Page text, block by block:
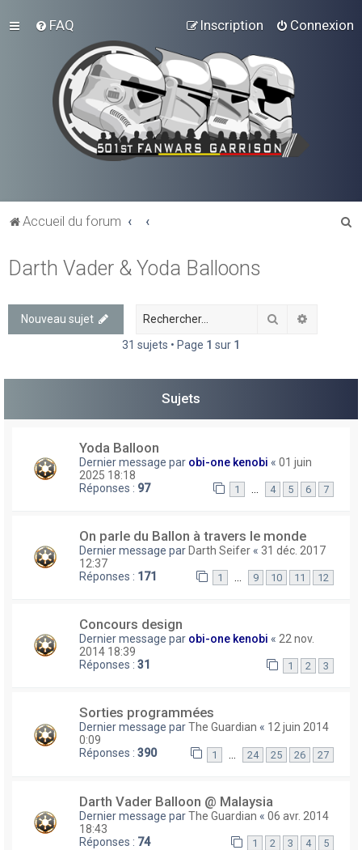
FAQ Connexion
Inscription
Accueil du forum
h
r
Darth Vader & Yoda Balloons
Nouveau sujet Rechercher
31 sujets • Page 1 sur 1
Sujets
Yoda Balloon
Dernier message par obi-one kenobi « 01 juin
2025 18:18
Réponses : 97 1 4 5 6 7
On parle du Ballon à travers le monde
Dernier message par Darth Seifer « 31 déc. 2017
12:37
Réponses : 171 1 … 9 10 11 12
Concours design
Dernier message par obi-one kenobi « 22 nov.
2014 18:39
Réponses : 31 1 2 3
Sorties programmées
Dernier message parThe Guardian « 12 juin 2014
0:09
Réponses : 390 1 24 25 26 27
Darth Vader Balloon @ Malaysia
Dernier message parThe Guardian « 06 avr. 2014
18:43
Réponses : 74 1 2 3 4 5